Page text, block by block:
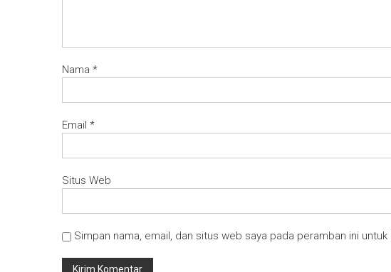
Nama *
Email *
Situs Web
Simpan nama, email, dan situs web saya pada peramban ini